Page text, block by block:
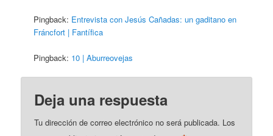
Pingback: Entrevista con Jesús Cañadas: un gaditano en
Fráncfort | Fantífica
Pingback: 10 | Aburreovejas
Deja una respuesta
Tu dirección de correo electrónico no será publicada. Los